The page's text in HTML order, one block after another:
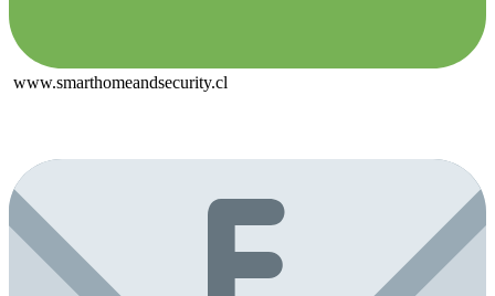
www.smarthomeandsecurity.cl